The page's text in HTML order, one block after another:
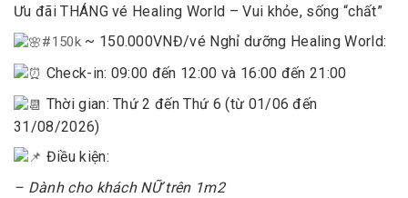
Ưu đãi THÁNG vé Healing World – Vui khỏe, sống “chất”
#150k~ 150.000VNĐ/vé Nghỉ dưỡng Healing World:
Check-in: 09:00 đến 12:00 và 16:00 đến 21:00
Thời gian: Thứ 2 đến Thứ 6 (từ 01/06 đến
31/08/2026)
Điều kiện:
– Dành cho khách NỮ trên 1m2